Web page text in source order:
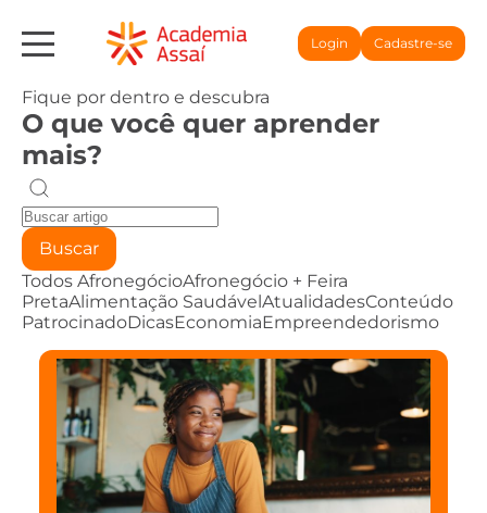
Login Cadastre-se
Fique por dentro e descubra
O que você quer aprender
mais?
Buscar
Todos AfronegócioAfronegócio + Feira
PretaAlimentação SaudávelAtualidadesConteúdo
PatrocinadoDicasEconomiaEmpreendedorismo